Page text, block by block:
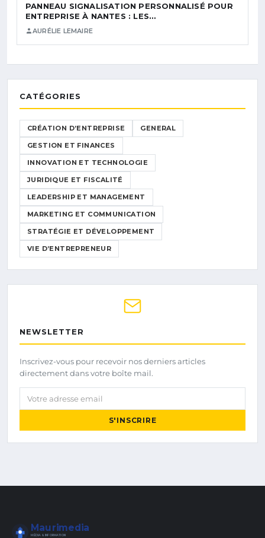
PANNEAU SIGNALISATION PERSONNALISÉ POUR
ENTREPRISE À NANTES : LES…
AURÉLIE LEMAIRE
CATÉGORIES
CRÉATION D’ENTREPRISE GENERAL
GESTION ET FINANCES
INNOVATION ET TECHNOLOGIE
JURIDIQUE ET FISCALITÉ
LEADERSHIP ET MANAGEMENT
MARKETING ET COMMUNICATION
STRATÉGIE ET DÉVELOPPEMENT
VIE D’ENTREPRENEUR
NEWSLETTER
Inscrivez-vous pour recevoir nos derniers articles
directement dans votre boîte mail.
Votre adresse email
S'INSCRIRE
Maurimedia
MÉDIA & INFORMATION